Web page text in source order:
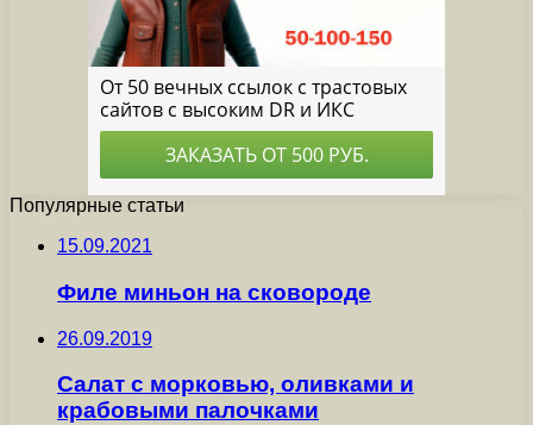
Популярные статьи
15.09.2021
Филе миньон на сковороде
26.09.2019
Салат с морковью, оливками и
крабовыми палочками